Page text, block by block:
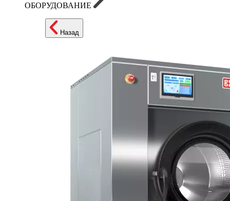
ОБОРУДОВАНИЕ
Назад